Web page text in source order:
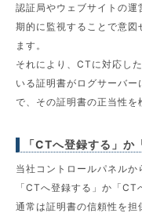
認証局やウェブサイトの
期的に監視することで意図
ます。
それにより、CTに対応し
いる証明書がログサーバー
で、その証明書の正当性を
「CTへ登録する」
当社コントロールパネル
「CTへ登録する」か「CT
通常は証明書の信頼性を